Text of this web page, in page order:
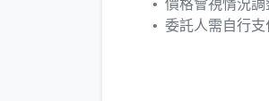
價格會視情況
委託人需自行支